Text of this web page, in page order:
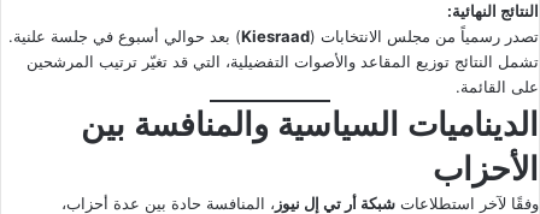
النتائج النهائية:
تصدر رسمياً من مجلس الانتخابات (Kiesraad) بعد حوالي أسبوع في جلسة علنية.
تشمل النتائج توزيع المقاعد والأصوات التفضيلية، التي قد تغيّر ترتيب المرشحين
على القائمة.
الديناميات السياسية والمنافسة بين
الأحزاب
وفقًا لآخر استطلاعات شبكة أر تي إل نيوز ، المنافسة حادة بين عدة أحزاب،